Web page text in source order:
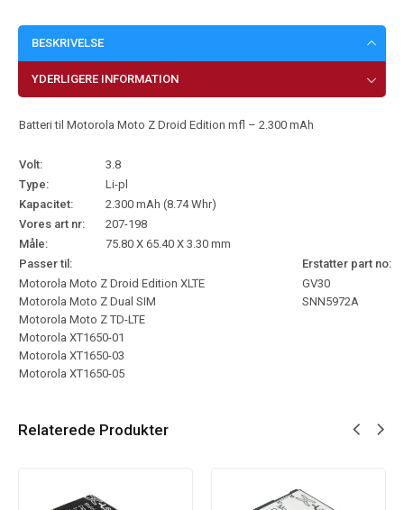
BESKRIVELSE
YDERLIGERE INFORMATION
Batteri til Motorola Moto Z Droid Edition mfl – 2.300 mAh
Volt:
3.8
Type:
Li-pl
Kapacitet:
2.300 mAh (8.74 Whr)
Vores art nr:
207-198
Måle:
75.80 X 65.40 X 3.30 mm
Passer til:
Erstatter part no:
Motorola Moto Z Droid Edition XLTE
Motorola Moto Z Dual SIM
Motorola Moto Z TD-LTE
Motorola XT1650-01
Motorola XT1650-03
Motorola XT1650-05
GV30
SNN5972A
Relaterede Produkter